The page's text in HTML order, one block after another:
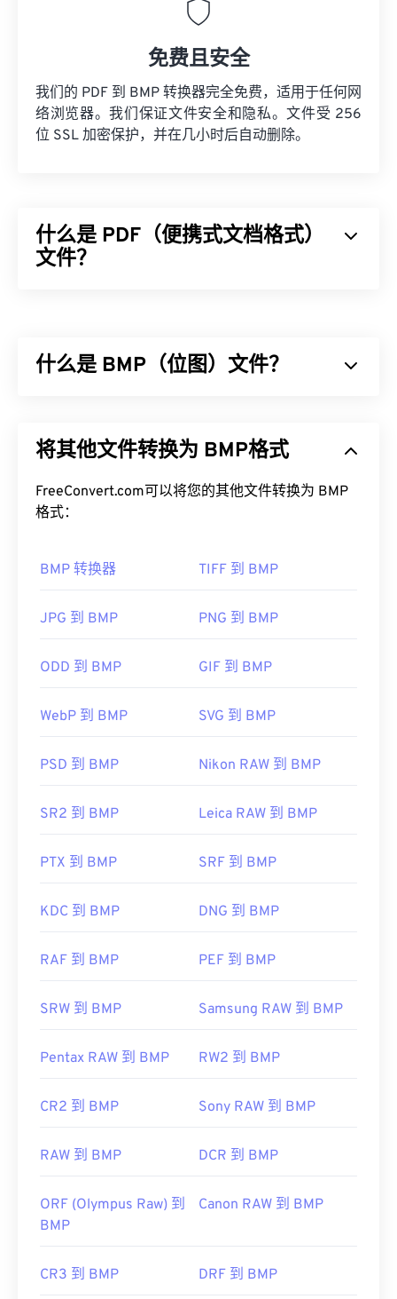
免费且安全
我们的 PDF 到 BMP 转换器完全免费，适用于任何网
络浏览器。我们保证文件安全和隐私。文件受 256
位 SSL 加密保护，并在几小时后自动删除。
什么是 PDF（便携式文档格式）
文件？
原始文档格式。PDF 文件在任何设备或操作系统上
Acrobat Reader。Adobe制定了 PDF 标准，其程序
无疑是市面上最受欢迎
大多数网络浏览器，例如 Chrome 和 Firefox，都可
件或扩展程序来实现这一点，但当您在线点击 PDF
如果您需要更多功能，我强烈推荐SumatraPDF
开发者： ISO
https://en.wikipedia.org/wiki/
adobe/about-adobe-pdf.html
什么是 BMP（位图）文件？
为“光栅图形”的点阵数据结构，该结构决定了图像的
缺乏压缩，BMP 文件通常很大。
BMP 可以是设备相关的，也可以是设备无关的。
并且通常与 Microsoft 操作系统关联。尽管与
可以在任何设备、操作系统或应用程序上打开。
除了打开 BMP 文件外，还可以使用许多应用程序创
将 BMP 转换为矢量图像，可以考虑使用CorelDRAW
Photoshop 、Microsoft Photos 、 Apple Preview
Apple Photos
首次发布：1985年11月20日
https://docs.microsoft.com/en-
将其他文件转换为 BMP格式
FreeConvert.com可以将您的其他文件转换为 BMP
格式：
BMP 转换器 TIFF 到 BMP
JPG 到 BMP PNG 到 BMP
ODD 到 BMP GIF 到 BMP
WebP 到 BMP SVG 到 BMP
PSD 到 BMP Nikon RAW 到 BMP
SR2 到 BMP Leica RAW 到 BMP
PTX 到 BMP SRF 到 BMP
KDC 到 BMP DNG 到 BMP
RAF 到 BMP PEF 到 BMP
SRW 到 BMP Samsung RAW 到 BMP
Pentax RAW 到 BMP RW2 到 BMP
CR2 到 BMP Sony RAW 到 BMP
RAW 到 BMP DCR 到 BMP
ORF (Olympus Raw) 到
BMP
Canon RAW 到 BMP
CR3 到 BMP DRF 到 BMP